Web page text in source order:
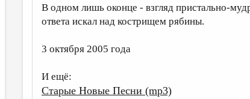
В одном лишь оконце - взгляд пристально-
ответа искал над кострищем рябины.
3 октября 2005 года
И ещё:
Старые Новые Песни (mp3)